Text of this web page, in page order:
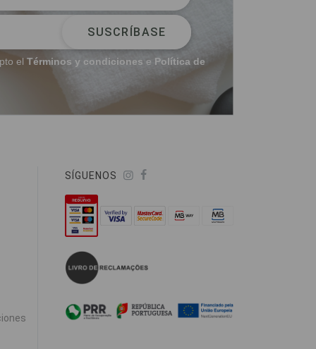
SUSCRÍBASE
el Términos y condiciones e Política de
SÍGUENOS